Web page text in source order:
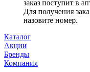
заказ поступит в
Для получения
назовите номер.
Каталог
Акции
Бренды
Компания